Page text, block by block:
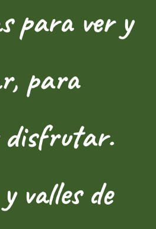
para ver y
para
valles de